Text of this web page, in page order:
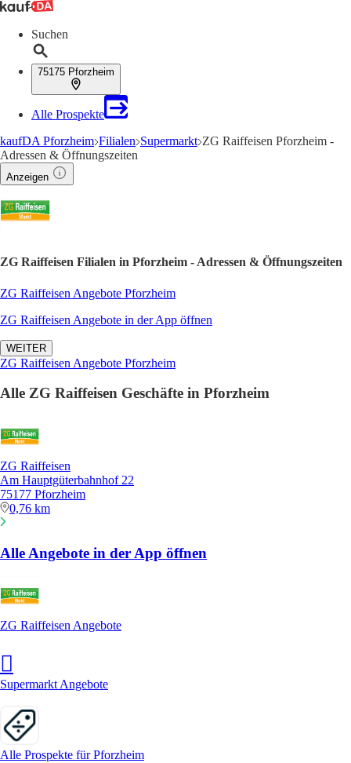
Suchen
75175 Pforzheim
Alle Prospekte
kaufDA Pforzheim Filialen Supermarkt ZG Raiffeisen Pforzheim -
Adressen & Öffnungszeiten
Anzeigen
ZG Raiffeisen Filialen in Pforzheim - Adressen & Öffnungszeiten
ZG Raiffeisen Angebote Pforzheim
ZG Raiffeisen Angebote in der App öffnen
WEITER
ZG Raiffeisen Angebote Pforzheim
Alle ZG Raiffeisen Geschäfte in Pforzheim
ZG Raiffeisen
Am Hauptgüterbahnhof 22
75177 Pforzheim
0,76 km
Alle Angebote in der App öffnen
ZG Raiffeisen Angebote
Supermarkt Angebote
Alle Prospekte für Pforzheim